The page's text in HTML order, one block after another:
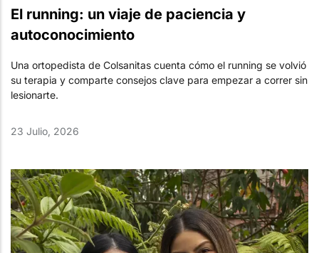
El running: un viaje de paciencia y
autoconocimiento
Una ortopedista de Colsanitas cuenta cómo el running se volvió
su terapia y comparte consejos clave para empezar a correr sin
lesionarte.
23 Julio, 2026